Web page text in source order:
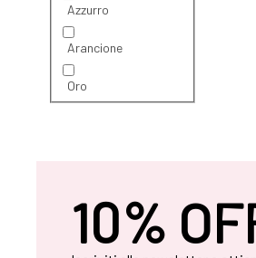
Azzurro
Arancione
Oro
10%